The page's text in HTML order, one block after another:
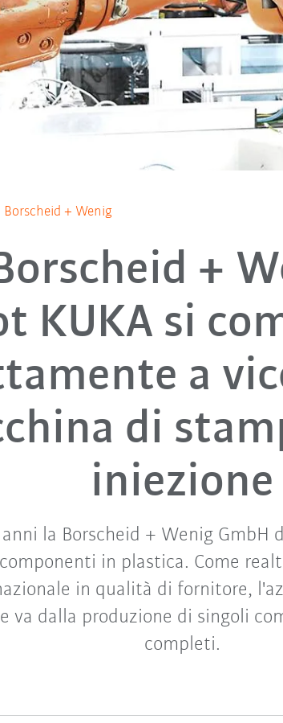
+ Wenig
+
KUKA si
a
di
iniezione
la Borscheid + Wenig GmbH
in plastica. Come
in qualità di fornitore,
va dalla produzione di singoli
completi.